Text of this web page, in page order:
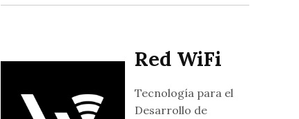
Red WiFi
Tecnología para el
Desarrollo de